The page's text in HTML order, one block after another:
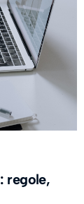
regole,